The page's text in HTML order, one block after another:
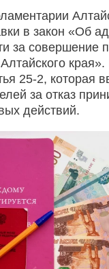
в закон «Об
за совершение
края».
25-2, которая
за отказ
действий.